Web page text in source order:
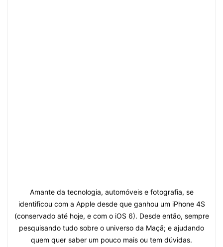
Amante da tecnologia, automóveis e fotografia, se
identificou com a Apple desde que ganhou um iPhone 4S
(conservado até hoje, e com o iOS 6). Desde então, sempre
pesquisando tudo sobre o universo da Maçã; e ajudando
quem quer saber um pouco mais ou tem dúvidas.